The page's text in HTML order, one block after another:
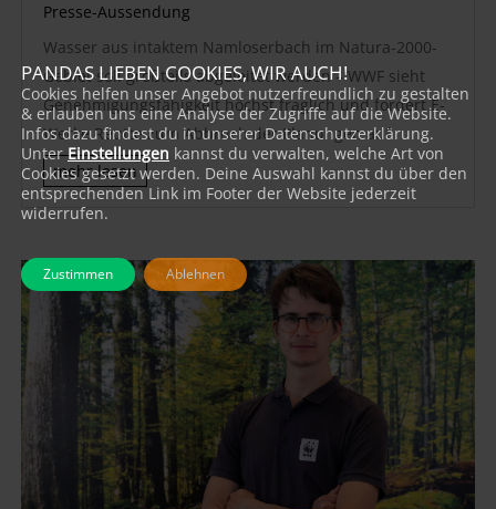
Presse-Aussendung
Wasser aus intaktem Namloserbach im Natura-2000-
Gebiet soll großteils abgeleitet werden – WWF sieht
Genehmigungsfähigkeit höchst fraglich und fordert E-
Werke Reutte zum Abbruch der Planungen auf
mehr lesen
PANDAS LIEBEN COOKIES, WIR AUCH!
Cookies helfen unser Angebot nutzerfreundlich zu gestalten
& erlauben uns eine Analyse der Zugriffe auf die Website.
Infos dazu findest du in unserer Datenschutzerklärung.
UnterEinstellungen kannst du verwalten, welche Art von
Cookies gesetzt werden. Deine Auswahl kannst du über den
entsprechenden Link im Footer der Website jederzeit
widerrufen.
Zustimmen Ablehnen